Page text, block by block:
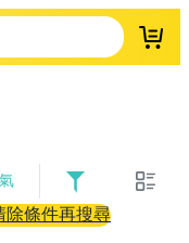
登入
除條件再搜尋